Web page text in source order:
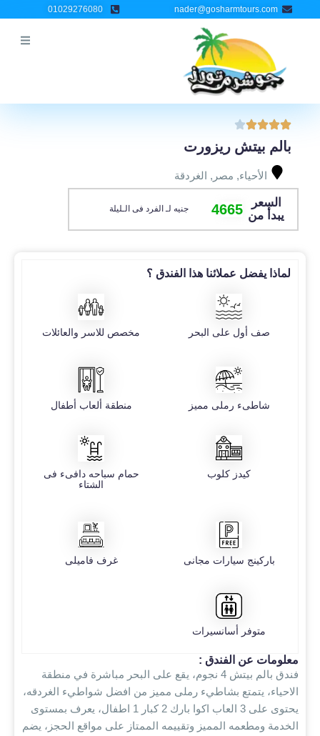
إلى
nader@gosharmtours.com
01029276080
بالم بيتش ريزورت
الأحياء, مصر , الغردقة
السعر
يبدأ من 4665 جنيه لـ الفرد فى الـليلة
لماذا يفضل عملائنا هذا الفندق ؟
صف أول على البحر مخصص للاسر والعائلات
شاطىء رملى مميز منطقة ألعاب أطفال
كيدز كلوب
حمام سباحه دافىء فى
الشتاء
باركينج سيارات مجانى غرف فاميلى
متوفر أسانسيرات
معلومات عن الفندق :
فندق بالم بيتش 4 نجوم، يقع على البحر مباشرة في منطقة
الاحياء، يتمتع بشاطيء رملى مميز من افضل شواطيء الغردقه،
يحتوى على
3 العاب اكوا بارك 2 كبار 1 اطفال، يعرف بمستوى
الخدمة ومطعمه المميز وتقييمه الممتاز على مواقع الحجز، يضم